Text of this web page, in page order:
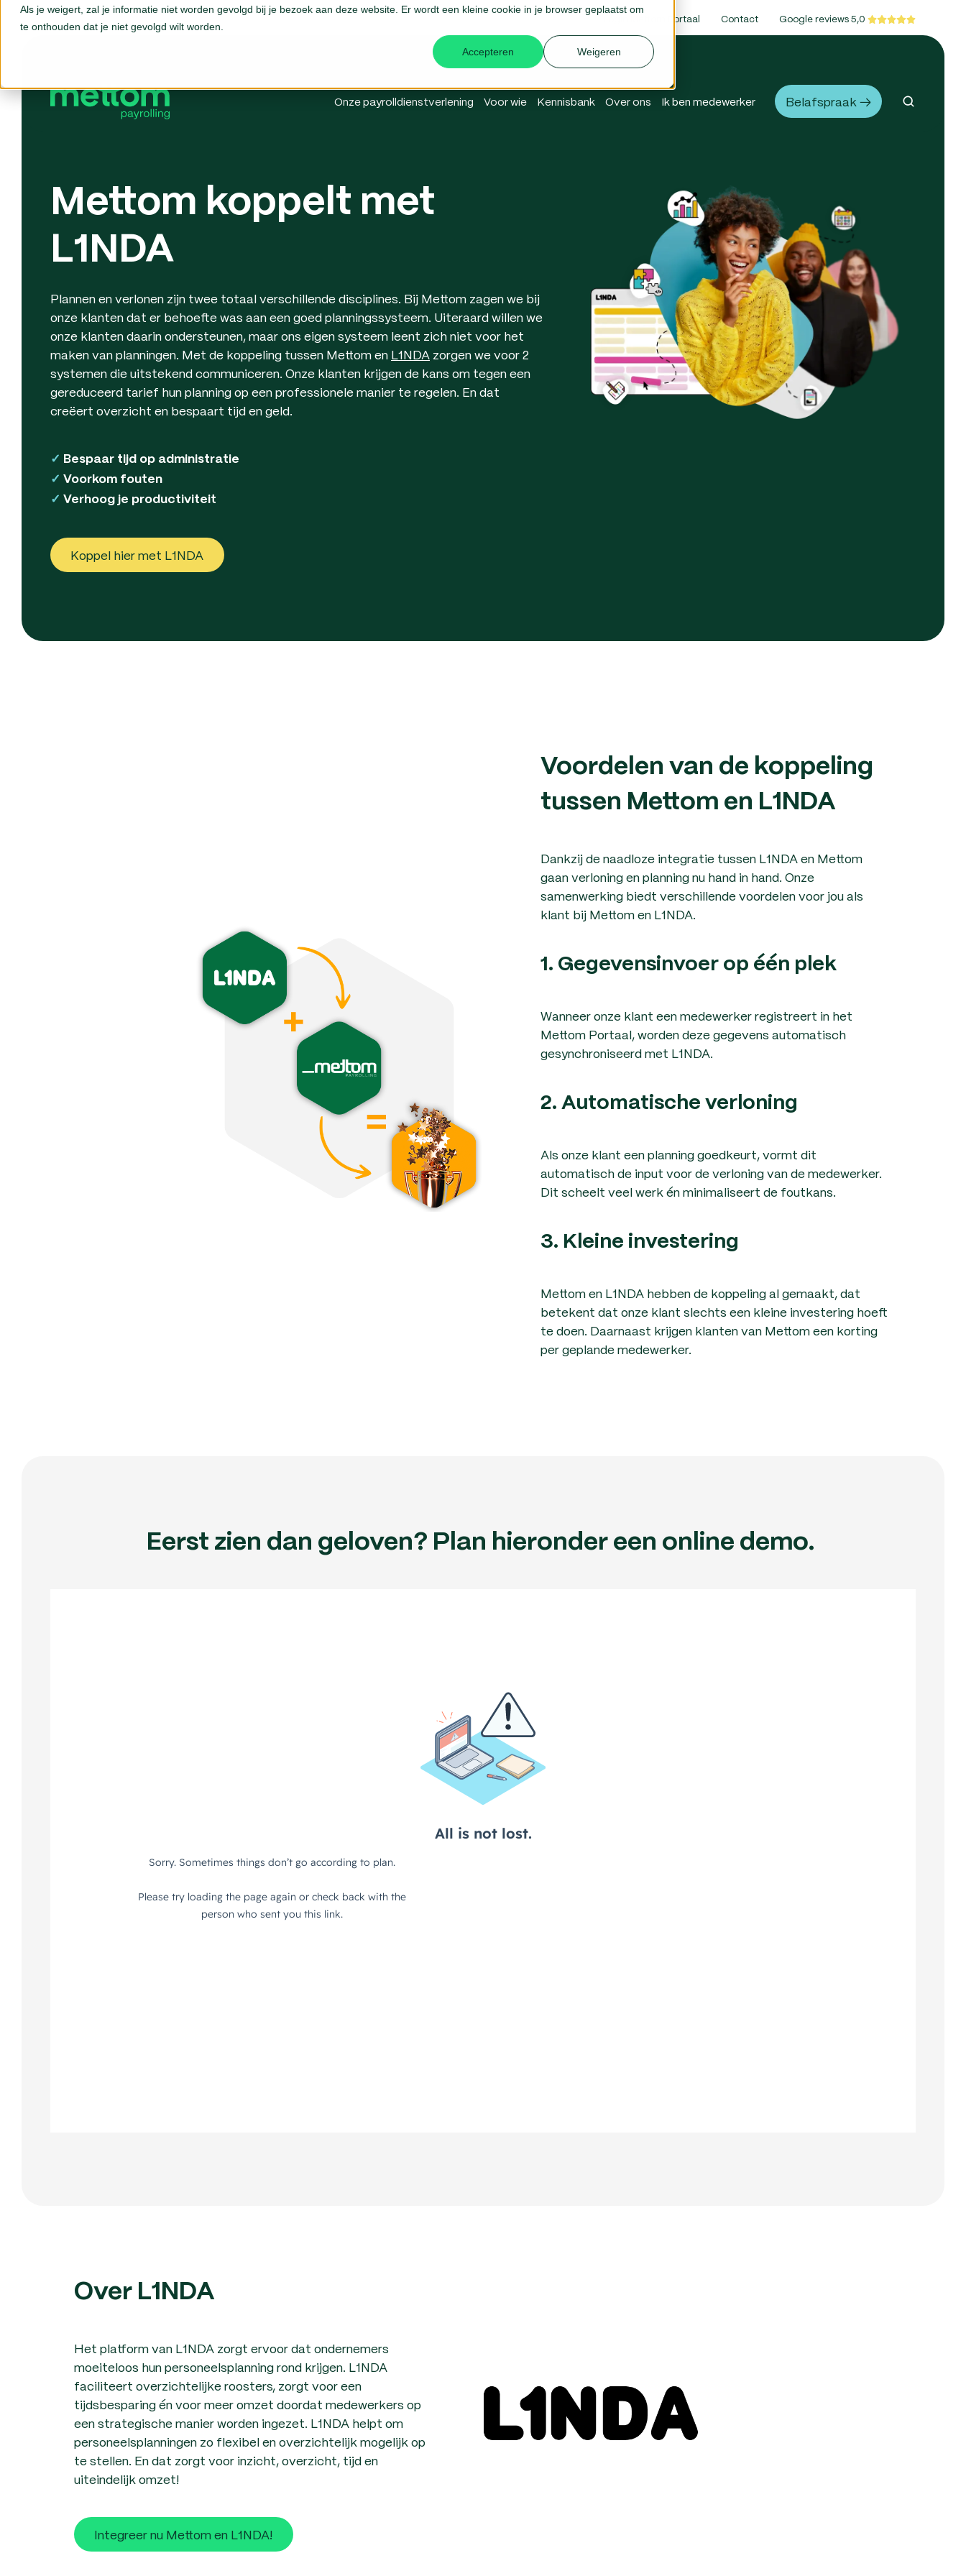
Als je weigert, zal je informatie niet worden gevolgd bij je bezoek aan deze website. Er wordt een kleine cookie in je browser geplaatst om
te onthouden dat je niet gevolgd wilt worden.
Accepteren Weigeren
Login Mettom Portaal Contact Google reviews 5,0
Onze payrolldienstverlening Voor wie Kennisbank Over ons Ik ben medewerker Belafspraak →
Mettom koppelt met
L1NDA
Plannen en verlonen zijn twee totaal verschillende disciplines. Bij Mettom zagen we bij
onze klanten dat er behoefte was aan een goed planningssysteem. Uiteraard willen we
onze klanten daarin ondersteunen, maar ons eigen systeem leent zich niet voor het
maken van planningen. Met de koppeling tussen Mettom enL1NDAzorgen we voor 2
systemen die uitstekend communiceren. Onze klanten krijgen de kans om tegen een
gereduceerd tarief hun planning op een professionele manier te regelen. En dat
creëert overzicht en bespaart tijd en geld.
✓ Bespaar tijd op administratie
✓ Voorkom fouten
✓ Verhoog je productiviteit
Koppel hier met L1NDA
Voordelen van de koppeling
tussen Mettom en L1NDA
Dankzij de naadloze integratie tussen L1NDA en Mettom
gaan verloning en planning nu hand in hand. Onze
samenwerking biedt verschillende voordelen voor jou als
klant bij Mettom en L1NDA.
1. Gegevensinvoer op één plek
Wanneer onze klant een medewerker registreert in het
Mettom Portaal, worden deze gegevens automatisch
gesynchroniseerd met L1NDA.
2. Automatische verloning
Als onze klant een planning goedkeurt, vormt dit
automatisch de input voor de verloning van de medewerker.
Dit scheelt veel werk én minimaliseert de foutkans.
3. Kleine investering
Mettom en L1NDA hebben de koppeling al gemaakt, dat
betekent dat onze klant slechts een kleine investering hoeft
te doen. Daarnaast krijgen klanten van Mettom een korting
per geplande medewerker.
Eerst zien dan geloven? Plan hieronder een online demo.
Over L1NDA
Het platform van L1NDA zorgt ervoor dat ondernemers
moeiteloos hun personeelsplanning rond krijgen. L1NDA
faciliteert overzichtelijke roosters, zorgt voor een
tijdsbesparing én voor meer omzet doordat medewerkers op
een strategische manier worden ingezet. L1NDA helpt om
personeelsplanningen zo flexibel en overzichtelijk mogelijk op
te stellen. En dat zorgt voor inzicht, overzicht, tijd en
uiteindelijk omzet!
Integreer nu Mettom en L1NDA!